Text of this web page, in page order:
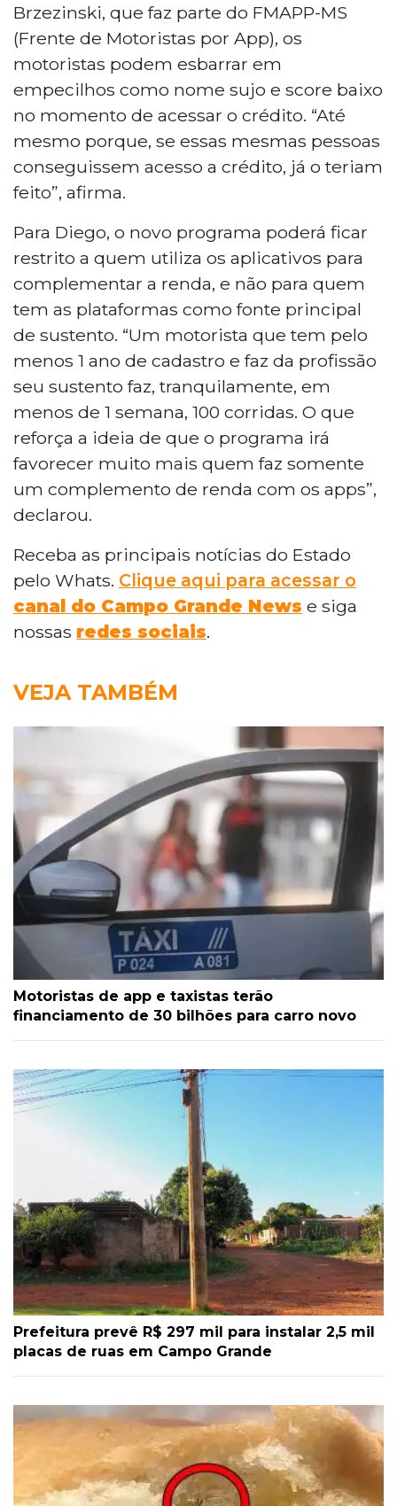
Brzezinski, que faz parte do FMAPP-MS
(Frente de Motoristas por App), os
motoristas podem esbarrar em
empecilhos como nome sujo e score baixo
no momento de acessar o crédito. “Até
mesmo porque, se essas mesmas pessoas
conseguissem acesso a crédito, já o teriam
feito”, afirma.
Para Diego, o novo programa poderá ficar
restrito a quem utiliza os aplicativos para
complementar a renda, e não para quem
tem as plataformas como fonte principal
de sustento. “Um motorista que tem pelo
menos 1 ano de cadastro e faz da profissão
seu sustento faz, tranquilamente, em
menos de 1 semana, 100 corridas. O que
reforça a ideia de que o programa irá
favorecer muito mais quem faz somente
um complemento de renda com os apps”,
declarou.
Receba as principais notícias do Estado
pelo Whats. Clique aqui para acessar o
canal do Campo Grande News e siga
nossas redes sociais.
VEJA TAMBÉM
Motoristas de app e taxistas terão
financiamento de 30 bilhões para carro novo
Prefeitura prevê R$ 297 mil para instalar 2,5 mil
placas de ruas em Campo Grande